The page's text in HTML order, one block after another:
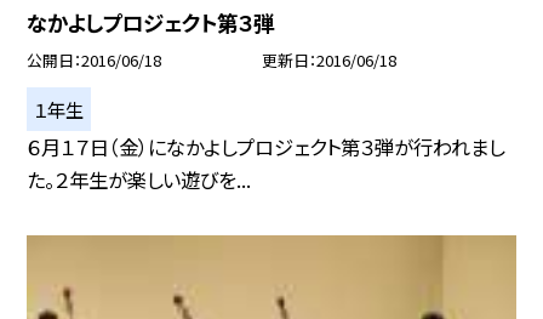
なかよしプロジェクト第３弾
公開日 2016/06/18 更新日 2016/06/18
１年生
６月１７日（金）になかよしプロジェクト第３弾が行われまし
た。２年生が楽しい遊びを...